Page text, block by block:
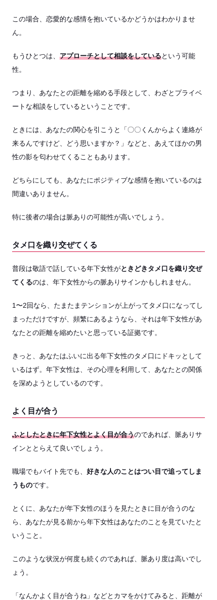
この場合、恋愛的な感情を抱いているかどうかはわかりませ
ん。
もうひとつは、 アプローチとして相談をしているという可能
性。
つまり、あなたとの距離を縮める手段として、わざとプライベ
ートな相談をしているということです。
ときには、あなたの関心を引こうと「〇〇くんからよく連絡が
来るんですけど、どう思いますか？」などと、あえてほかの男
性の影を匂わせてくることもあります。
どちらにしても、あなたにポジティブな感情を抱いているのは
間違いありません。
特に後者の場合は脈ありの可能性が高いでしょう。
タメ口を織り交ぜてくる
普段は敬語で話している年下女性がときどきタメ口を織り交ぜ
てくるのは、年下女性からの脈ありサインかもしれません。
1〜2回なら、たまたまテンションが上がってタメ口になってし
まっただけですが、頻繁にあるようなら、それは年下女性があ
なたとの距離を縮めたいと思っている証拠です。
きっと、あなたはふいに出る年下女性のタメ口にドキッとして
いるはず。年下女性は、その心理を利用して、あなたとの関係
を深めようとしているのです。
よく目が合う
ふとしたときに年下女性とよく目が合うのであれば、脈ありサ
インととらえて良いでしょう。
職場でもバイト先でも、 好きな人のことはつい目で追ってしま
うものです。
とくに、あなたが年下女性のほうを見たときに目が合うのな
ら、あなたが見る前から年下女性はあなたのことを見ていたと
いうこと。
このような状況が何度も続くのであれば、脈あり度は高いでし
ょう。
「なんかよく目が合うね」などとカマをかけてみると、距離が